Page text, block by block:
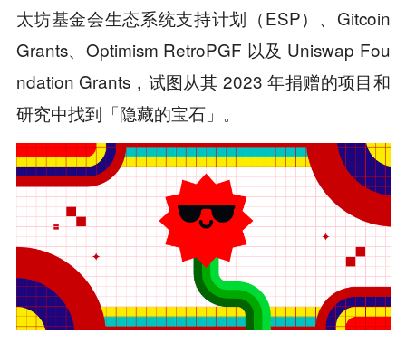
太坊基金会生态系统支持计划（ESP）、Gitcoin
Grants、Optimism RetroPGF 以及 Uniswap Fou
ndation Grants，试图从其 2023 年捐赠的项目和
研究中找到「隐藏的宝石」。